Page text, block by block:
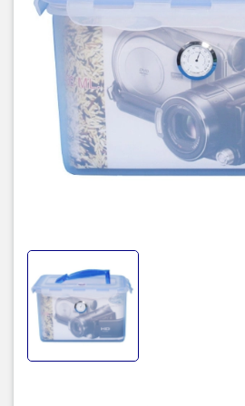
silica gel hoặc các chất hút ẩm khác,
bên trong hộp.
Dễ sử dụng: Không cần nguồn điện, chỉ
chất hút ẩm định kỳ để duy trì hiệu quả.
Lưu ý khi sử dụng:
Đặt hộp ở nơi khô ráo, tránh ánh nắng
môi trường bên trong.
Nếu bạn cần thêm thông tin chi tiết về
điểm mua hàng hoặc các mẫu mã